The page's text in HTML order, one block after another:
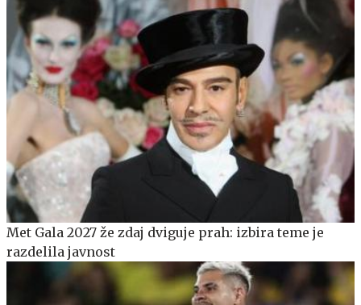
Met Gala 2027 že zdaj dviguje prah: izbira teme je
razdelila javnost